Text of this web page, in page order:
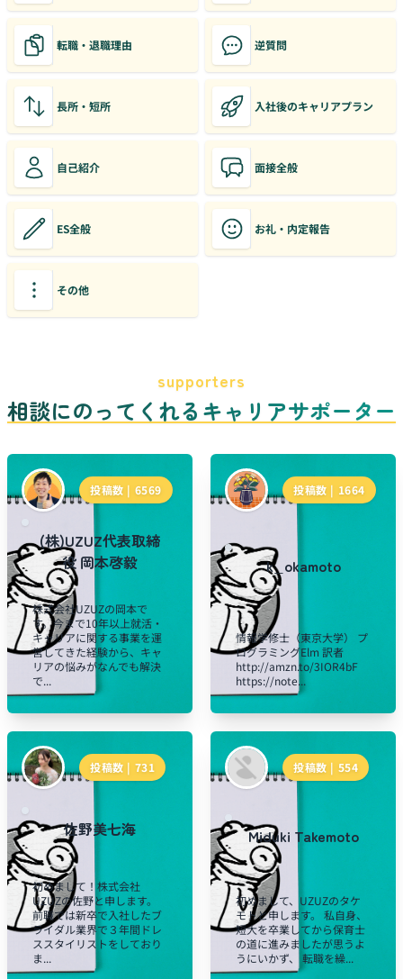
転職・退職理由 逆質問
長所・短所 入社後のキャリアプラン
自己紹介 面接全般
ES全般 お礼・内定報告
その他
supporters
相談にのってくれるキャリアサポーター
投稿数 | 6569
(株)UZUZ代表取締
役 岡本啓毅
株式会社UZUZの岡本で
す。今まで10年以上就活・
キャリアに関する事業を運
営してきた経験から、キャ
リアの悩みがなんでも解決
で...
投稿数 | 1664
k_okamoto
情報学修士（東京大学） プ
ログラミングElm 訳者
http://amzn.to/3IOR4bF
https://note...
投稿数 | 731
佐野美七海
初めまして！株式会社
UZUZの佐野と申します。
前職では新卒で入社したブ
ライダル業界で３年間ドレ
ススタイリストをしており
ま...
投稿数 | 554
Miduki Takemoto
初めまして、UZUZのタケ
モトと申します。 私自身、
短大を卒業してから保育士
の道に進みましたが思うよ
うにいかず、 転職を繰...